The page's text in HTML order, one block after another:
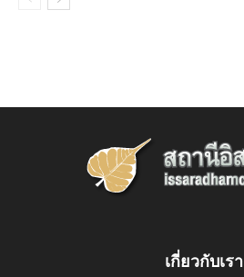
เกี่ยวกับเรา